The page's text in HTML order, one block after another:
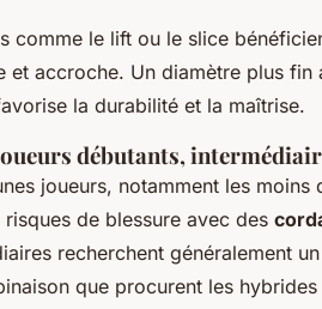
comme le lift ou le slice
et accroche. Un diamètre plus fin
la durabilité et la maîtrise.
débutants,
joueurs, notamment les
de blessure avec des
recherchent généralement un
que procurent les